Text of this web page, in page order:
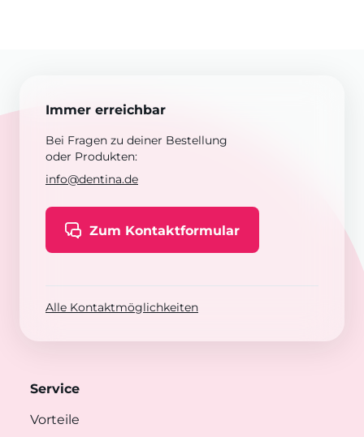
Immer erreichbar
Bei Fragen zu deiner Bestellung
oder Produkten:
info@dentina.de
Zum Kontaktformular
Alle Kontaktmöglichkeiten
Service
Vorteile